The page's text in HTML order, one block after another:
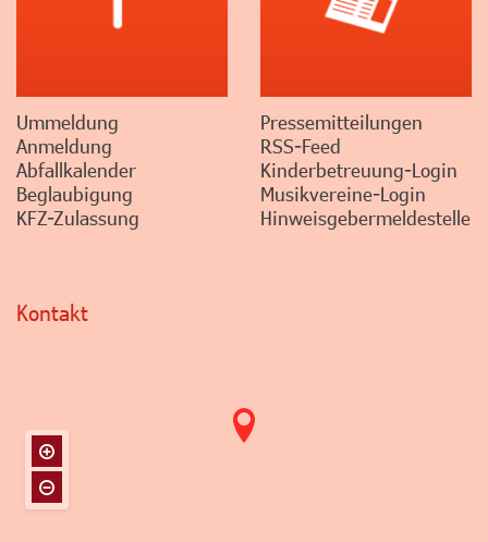
Ummeldung
Anmeldung
Abfallkalender
Beglaubigung
KFZ-Zulassung
Pressemitteilungen
RSS-Feed
Kinderbetreuung-Login
Musikvereine-Login
Hinweisgebermeldestelle
Kontakt